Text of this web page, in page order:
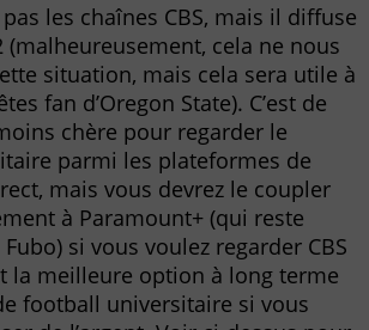
les chaînes CBS, mais il diffuse
(malheureusement, cela ne nous
situation, mais cela sera utile à
fan d’Oregon State). C’est de
chère pour regarder le
parmi les plateformes de
mais vous devrez le coupler
à Paramount+ (qui reste
si vous voulez regarder CBS
la meilleure option à long terme
football universitaire si vous